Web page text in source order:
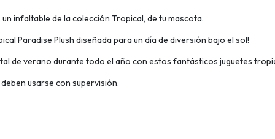
un infaltable de la colección Tropical, de tu mascota.
Paradise Plush diseñada para un día de diversión bajo el sol!
de verano durante todo el año con estos fantásticos juguetes
usarse con supervisión.